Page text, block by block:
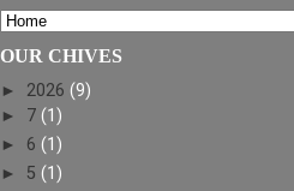
OUR CHIVES
► 2026 (9)
► 7 (1)
► 6 (1)
► 5 (1)